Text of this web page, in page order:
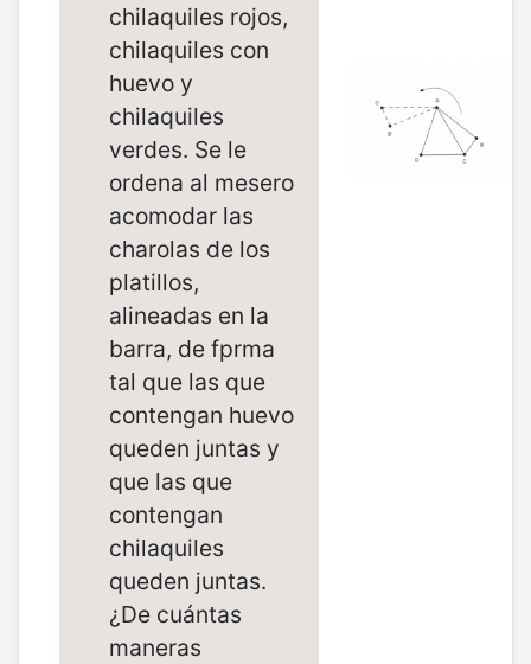
chilaquiles rojos,
chilaquiles con
huevo y
chilaquiles
verdes. Se le
ordena al mesero
acomodar las
charolas de los
platillos,
alineadas en la
barra, de fprma
tal que las que
contengan huevo
queden juntas y
que las que
contengan
chilaquiles
queden juntas.
¿De cuántas
maneras